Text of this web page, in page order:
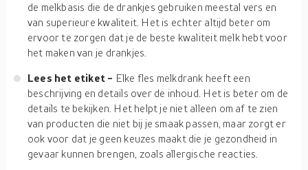
de melkbasis die de drankjes gebruiken meestal vers en
van superieure kwaliteit. Het is echter altijd beter om
ervoor te zorgen dat je de beste kwaliteit melk hebt voor
het maken van je drankjes.
Lees het etiket - Elke fles melkdrank heeft een
beschrijving en details over de inhoud. Het is beter om de
details te bekijken. Het helpt je niet alleen om af te zien
van producten die niet bij je smaak passen, maar zorgt er
ook voor dat je geen keuzes maakt die je gezondheid in
gevaar kunnen brengen, zoals allergische reacties.